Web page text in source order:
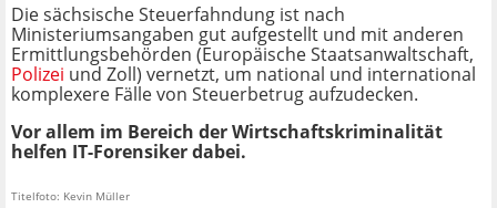
Die sächsische Steuerfahndung ist nach
Ministeriumsangaben gut aufgestellt und mit anderen
Ermittlungsbehörden (Europäische Staatsanwaltschaft,
Polizei und Zoll) vernetzt, um national und international
komplexere Fälle von Steuerbetrug aufzudecken.
Vor allem im Bereich der Wirtschaftskriminalität
helfen IT-Forensiker dabei.
Titelfoto: Kevin Müller